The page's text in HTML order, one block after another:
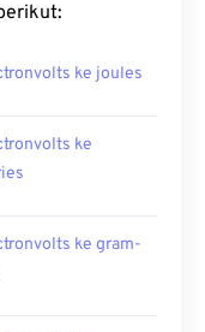
ke joules
ke
ke gram-